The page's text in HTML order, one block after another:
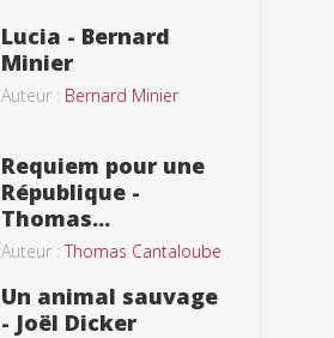
Lucia - Bernard
Minier
Auteur : Bernard Minier
Requiem pour une
République -
Thomas...
Auteur :Thomas Cantaloube
Un animal sauvage
- Joël Dicker